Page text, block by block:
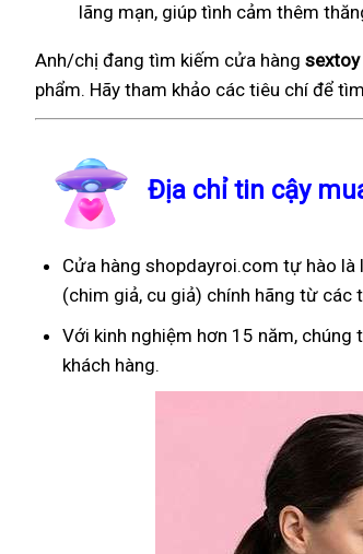
lãng mạn, giúp tình cảm thêm
Anh/chị đang tìm kiếm cửa hàng
phẩm. Hãy tham khảo các tiêu chí để
Địa chỉ tin cậy
Cửa hàng shopdayroi.com tự hào
(chim giả, cu giả) chính hãng từ các
Với kinh nghiệm hơn 15 năm,
khách hàng.